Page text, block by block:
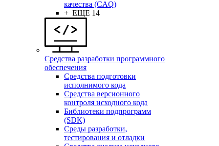
качества (CAQ)
+ ЕЩЕ 14
Средства разработки программного
обеспечения
Средства подготовки
исполнимого кода
Средства версионного
контроля исходного кода
Библиотеки подпрограмм
(SDK)
Среды разработки,
тестирования и отладки